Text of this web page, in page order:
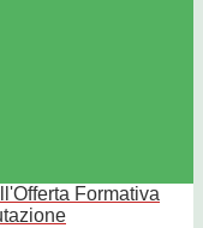
Formativa